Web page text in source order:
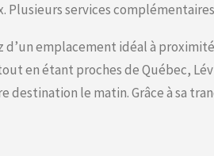
Plusieurs services
emplacement idéal à
en étant proches de Québec,
destination le matin. Grâce à sa